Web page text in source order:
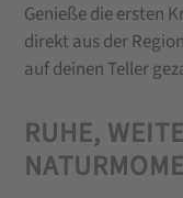
Genieße die ersten
direkt aus der
auf deinen Teller
RUHE,